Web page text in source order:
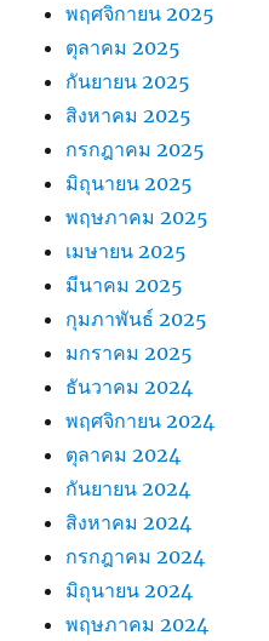
พฤศจิกายน 2025
ตุลาคม 2025
กันยายน 2025
สิงหาคม 2025
กรกฎาคม 2025
มิถุนายน 2025
พฤษภาคม 2025
เมษายน 2025
มีนาคม 2025
กุมภาพันธ์ 2025
มกราคม 2025
ธันวาคม 2024
พฤศจิกายน 2024
ตุลาคม 2024
กันยายน 2024
สิงหาคม 2024
กรกฎาคม 2024
มิถุนายน 2024
พฤษภาคม 2024